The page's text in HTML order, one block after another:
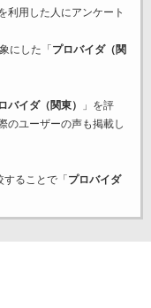
利用した 人にアンケート
にした「 プロバイダ（関
バイダ（関東）
」を評
のユーザーの声も掲載し
ることで「 プロバイダ